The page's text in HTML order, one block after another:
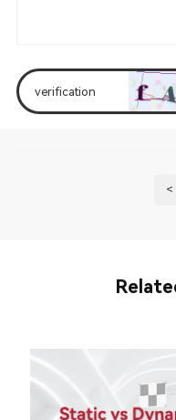
<